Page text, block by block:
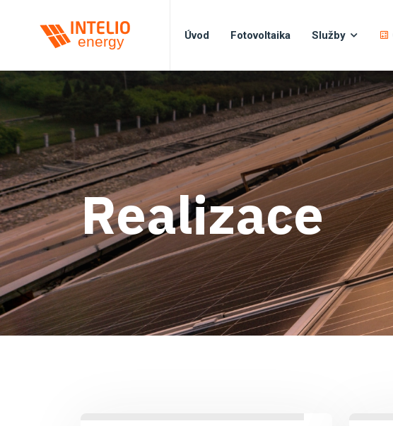
Úvod Fotovoltaika Služby
Realizace